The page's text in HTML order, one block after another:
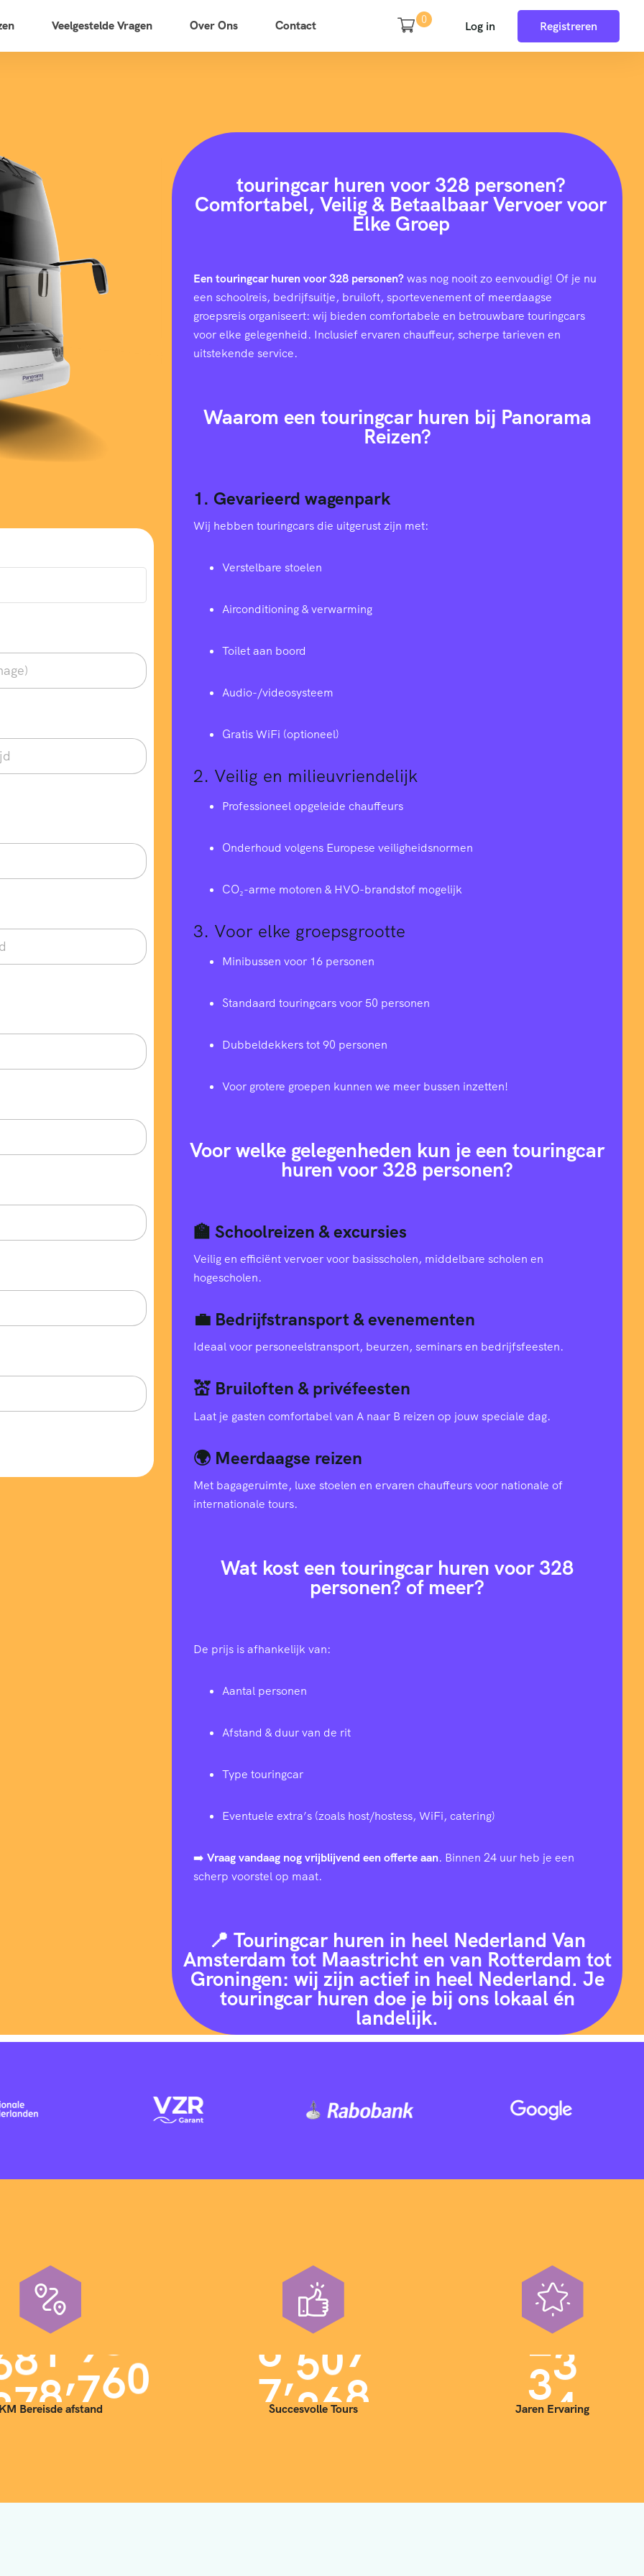
Veelgestelde Vragen Over Ons Contact 0 Log in Registreren
touringcar huren voor 328 personen?
Comfortabel, Veilig & Betaalbaar Vervoer voor
Elke Groep
Een touringcar huren voor 328 personen?was nog nooit zo eenvoudig! Of je nu
een schoolreis, bedrijfsuitje, bruiloft, sportevenement of meerdaagse
groepsreis organiseert: wij bieden comfortabele en betrouwbare touringcars
voor elke gelegenheid. Inclusief ervaren chauffeur, scherpe tarieven en
uitstekende service.
Waarom een touringcar huren bij Panorama
Reizen?
1. Gevarieerd wagenpark
Wij hebben touringcars die uitgerust zijn met:
Verstelbare stoelen
Airconditioning & verwarming
Toilet aan boord
Audio-/videosysteem
Gratis WiFi (optioneel)
2. Veilig en milieuvriendelijk
Professioneel opgeleide chauffeurs
Onderhoud volgens Europese veiligheidsnormen
CO₂-arme motoren & HVO-brandstof mogelijk
3. Voor elke groepsgrootte
Minibussen voor 16 personen
Standaard touringcars voor 50 personen
Dubbeldekkers tot 90 personen
Voor grotere groepen kunnen we meer bussen inzetten!
Voor welke gelegenheden kun je een touringcar
huren voor 328 personen?
🏫 Schoolreizen & excursies
Veilig en efficiënt vervoer voor basisscholen, middelbare scholen en
hogescholen.
💼 Bedrijfstransport & evenementen
Ideaal voor personeelstransport, beurzen, seminars en bedrijfsfeesten.
💒 Bruiloften & privéfeesten
Laat je gasten comfortabel van A naar B reizen op jouw speciale dag.
🌍 Meerdaagse reizen
Met bagageruimte, luxe stoelen en ervaren chauffeurs voor nationale of
internationale tours.
Wat kost een touringcar huren voor 328
personen? of meer?
De prijs is afhankelijk van:
Aantal personen
Afstand & duur van de rit
Type touringcar
Eventuele extra’s (zoals host/hostess, WiFi, catering)
➡️ Vraag vandaag nog vrijblijvend een offerte aan. Binnen 24 uur heb je een
scherp voorstel op maat.
📍 Touringcar huren in heel Nederland Van
Amsterdam tot Maastricht en van Rotterdam tot
Groningen: wij zijn actief in heel Nederland. Je
touringcar huren doe je bij ons lokaal én
landelijk.
00,000
KM Bereisde afstand
7,000
Succesvolle Tours
35
Jaren Ervaring